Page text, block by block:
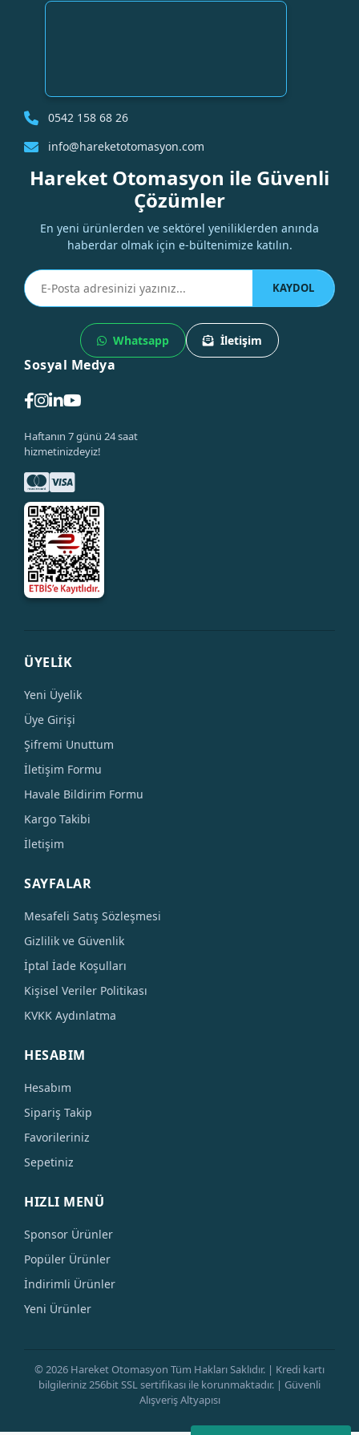
0542 158 68 26
info@hareketotomasyon.com
Hareket Otomasyon ile Güvenli
Çözümler
En yeni ürünlerden ve sektörel yeniliklerden anında
haberdar olmak için e-bültenimize katılın.
KAYDOL
Whatsapp İletişim
Sosyal Medya
Haftanın 7 günü 24 saat
hizmetinizdeyiz!
ÜYELİK
Yeni Üyelik
Üye Girişi
Şifremi Unuttum
İletişim Formu
Havale Bildirim Formu
Kargo Takibi
İletişim
SAYFALAR
Mesafeli Satış Sözleşmesi
Gizlilik ve Güvenlik
İptal İade Koşulları
Kişisel Veriler Politikası
KVKK Aydınlatma
HESABIM
Hesabım
Sipariş Takip
Favorileriniz
Sepetiniz
HIZLI MENÜ
Sponsor Ürünler
Popüler Ürünler
İndirimli Ürünler
Yeni Ürünler
© 2026 Hareket Otomasyon Tüm Hakları Saklıdır. | Kredi kartı
bilgileriniz 256bit SSL sertifikası ile korunmaktadır. | Güvenli
Alışveriş Altyapısı